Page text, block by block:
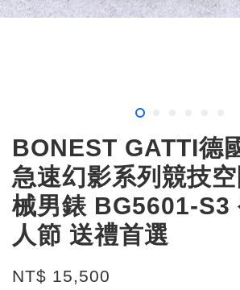
BONEST GATTI德
急速幻影系列競技
械男錶 BG5601-S3
人節 送禮首選
NT$ 15,500